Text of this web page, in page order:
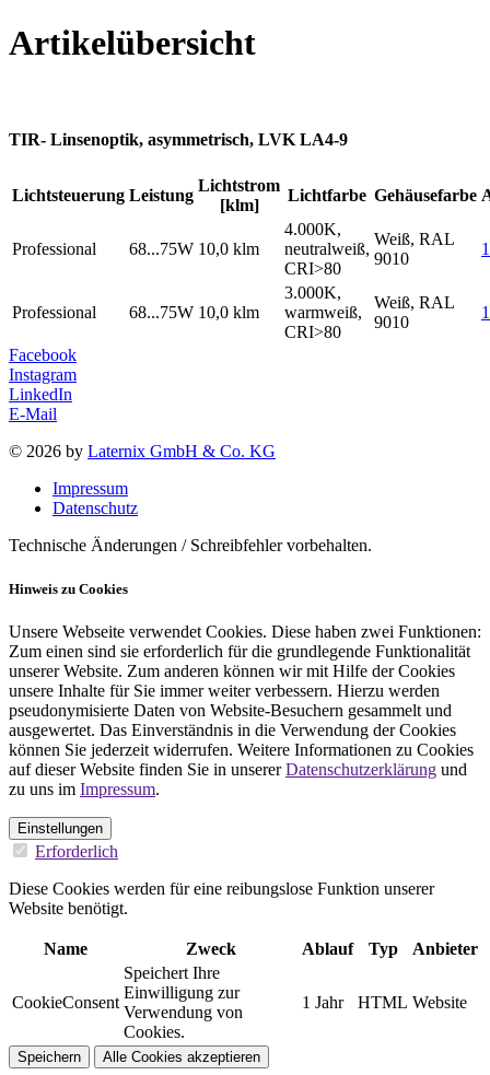
Artikelübersicht
TIR- Linsenoptik, asymmetrisch, LVK LA4-9
Lichtsteuerung Leistung
Lichtstrom
[klm]
Lichtfarbe Gehäusefarbe
Professional 68...75W 10,0 klm
4.000K,
neutralweiß,
CRI>80
Weiß, RAL
9010
Professional 68...75W 10,0 klm
3.000K,
warmweiß,
CRI>80
Weiß, RAL
9010
Facebook
Instagram
LinkedIn
E-Mail
© 2026 by Laternix GmbH & Co. KG
Impressum
Datenschutz
Technische Änderungen / Schreibfehler vorbehalten.
Hinweis zu Cookies
Unsere Webseite verwendet Cookies. Diese haben zwei Funktionen:
Zum einen sind sie erforderlich für die grundlegende Funktionalität
unserer Website. Zum anderen können wir mit Hilfe der Cookies
unsere Inhalte für Sie immer weiter verbessern. Hierzu werden
pseudonymisierte Daten von Website-Besuchern gesammelt und
ausgewertet. Das Einverständnis in die Verwendung der Cookies
können Sie jederzeit widerrufen. Weitere Informationen zu Cookies
auf dieser Website finden Sie in unsererDatenschutzerklärung und
zu uns im Impressum.
Einstellungen
Erforderlich
Diese Cookies werden für eine reibungslose Funktion unserer
Website benötigt.
Name Zweck Ablauf Typ Anbieter
CookieConsent
Speichert Ihre
Einwilligung zur
Verwendung von
Cookies.
1 Jahr HTML Website
Speichern Alle Cookies akzeptieren